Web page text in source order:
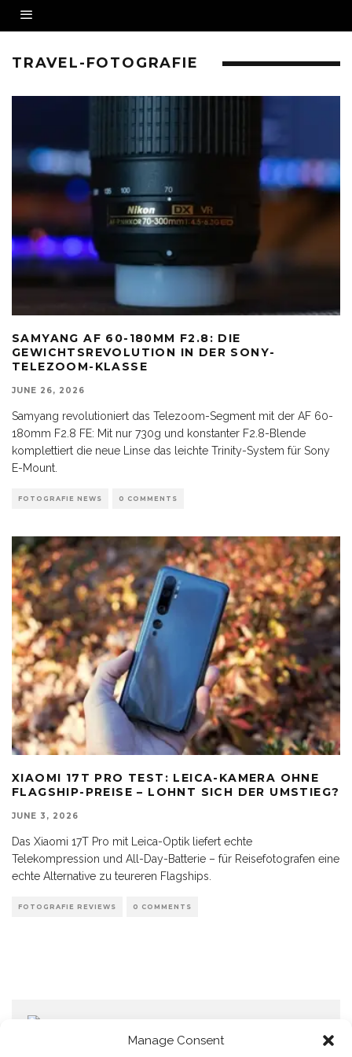
Manage Consent
TRAVEL-FOTOGRAFIE
SAMYANG AF 60-180MM F2.8: DIE
GEWICHTSREVOLUTION IN DER SONY-
TELEZOOM-KLASSE
JUNE 26, 2026
Samyang revolutioniert das Telezoom-Segment mit der AF 60-
180mm F2.8 FE: Mit nur 730g und konstanter F2.8-Blende
komplettiert die neue Linse das leichte Trinity-System für Sony
E-Mount.
FOTOGRAFIE NEWS 0 COMMENTS
XIAOMI 17T PRO TEST: LEICA-KAMERA OHNE
FLAGSHIP-PREISE – LOHNT SICH DER UMSTIEG?
JUNE 3, 2026
Das Xiaomi 17T Pro mit Leica-Optik liefert echte
Telekompression und All-Day-Batterie – für Reisefotografen eine
echte Alternative zu teureren Flagships.
FOTOGRAFIE REVIEWS 0 COMMENTS